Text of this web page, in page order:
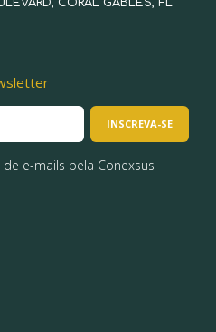
CORAL GABLES, FL
e-mails pela Conexsus